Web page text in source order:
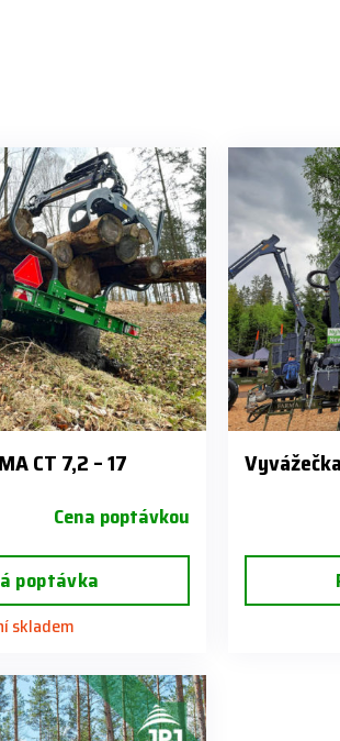
CT 7,2 – 17
Cena poptávkou
poptávka
skladem